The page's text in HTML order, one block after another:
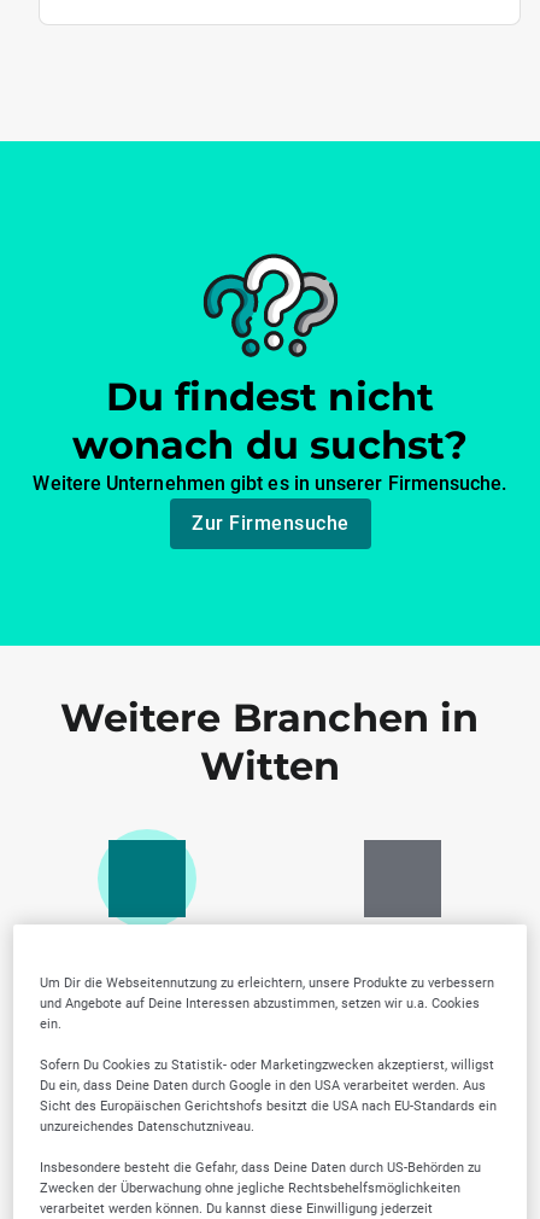
Du findest nicht
wonach du suchst?
Weitere Unternehmen gibt es in unserer Firmensuche.
Zur Firmensuche
Weitere Branchen in
Witten
Zertifizierung
Vereine & Fitness
Um Dir die Webseitennutzung zu erleichtern, unsere Produkte zu verbessern
und Angebote auf Deine Interessen abzustimmen, setzen wir u.a. Cookies
ein.
Sofern Du Cookies zu Statistik- oder Marketingzwecken akzeptierst, willigst
Du ein, dass Deine Daten durch Google in den USA verarbeitet werden. Aus
Sicht des Europäischen Gerichtshofs besitzt die USA nach EU-Standards ein
unzureichendes Datenschutzniveau.
Insbesondere besteht die Gefahr, dass Deine Daten durch US-Behörden zu
Zwecken der Überwachung ohne jegliche Rechtsbehelfsmöglichkeiten
verarbeitet werden können. Du kannst diese Einwilligung jederzeit